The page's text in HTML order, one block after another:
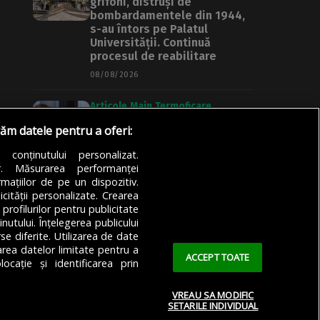
bombardamentele din 1944,
s-au întors pe Palatul
Universității. Continuă
procesul de reabilitare
08/08/2026
Articole Main Termoficare
Termoenergetica rămâne un
junghi în coastele PMB. Ciucu:
„Tehnologia ineficientă ține
prețul gigacaloriei sus”
08/08/2026
datele pentru a oferi:
personalizat.
Măsurarea performanței
de pe un dispozitiv.
personalizate. Crearea
pentru publicitate
Înțelegerea publicului
diferite. Utilizarea de date
datelor limitate pentru a
și identificarea prin
ACCEPT TOATE
VREAU SA MODIFIC
SETARILE INDIVIDUAL